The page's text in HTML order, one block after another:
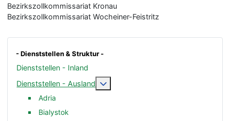
- Dienststellen & Struktur -
Dienststellen - Inland
Dienststellen - Ausland
Weitere Informationen:
Adria
Bialystok
Bezirkszollkommissariat Kronau
Bezirkszollkommissariat Wocheiner-Feistritz